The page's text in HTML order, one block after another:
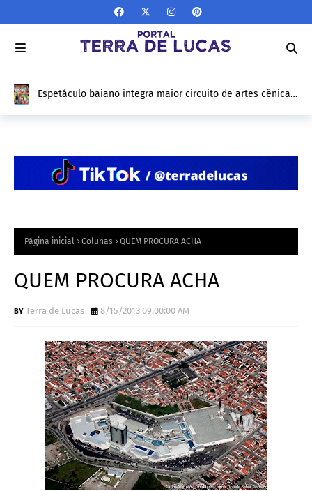
Espetáculo baiano integra maior circuito de artes cênicas
Página inicial Colunas QUEM PROCURA ACHA
QUEM PROCURA ACHA
Terra de Lucas 8/15/2013 09:00:00 AM